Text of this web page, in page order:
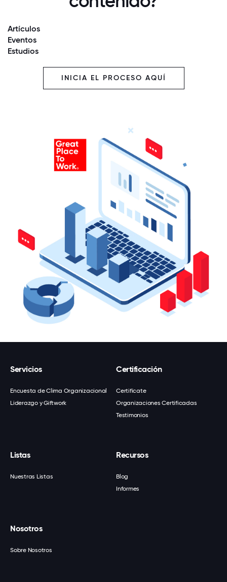
Artículos
Eventos
Estudios
INICIA EL PROCESO AQUÍ
Servicios
Encuesta de Clima Organizacional
Liderazgo y Giftwork
Certificación
Certifícate
Organizaciones Certificadas
Testimonios
Listas
Nuestras Listas
Recursos
Blog
Informes
Nosotros
Sobre Nosotros